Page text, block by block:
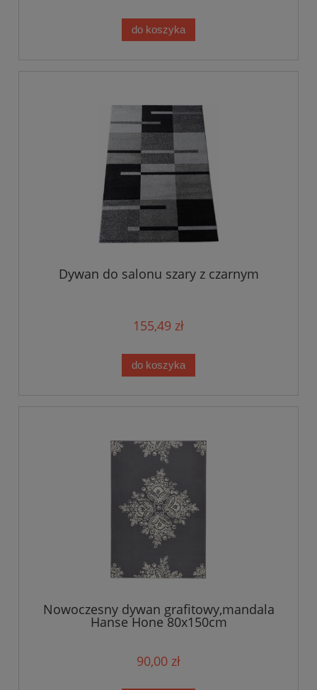
do koszyka
Dywan do salonu szary z czarnym
155,49 zł
do koszyka
Nowoczesny dywan grafitowy,mandala
Hanse Hone 80x150cm
90,00 zł